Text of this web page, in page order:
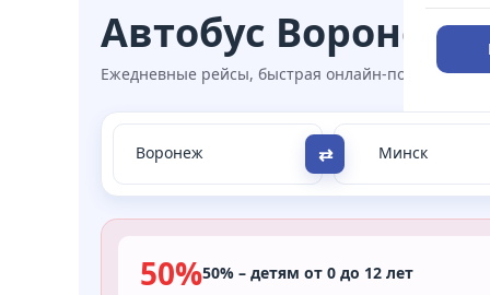
Автобус Воронеж
Ежедневные рейсы, быстрая онлайн-покупка,
⇄
50%50% – детям от 0 до 12 лет